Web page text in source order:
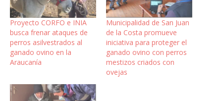
Proyecto CORFO e INIA
busca frenar ataques de
perros asilvestrados al
ganado ovino en la
Araucanía
Municipalidad de San Juan
de la Costa promueve
iniciativa para proteger el
ganado ovino con perros
mestizos criados con
ovejas